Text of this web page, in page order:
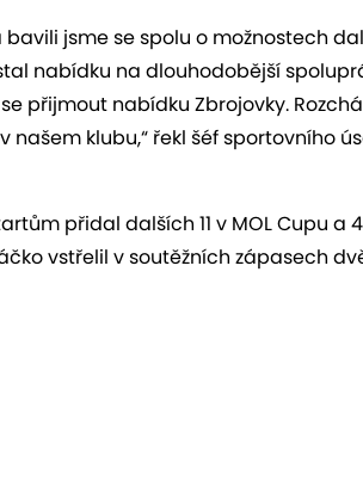
bavili jsme se spolu o možnostech
nabídku na dlouhodobější
přijmout nabídku Zbrojovky.
klubu,“ řekl šéf sportovního
přidal dalších 11 v MOL Cupu
vstřelil v soutěžních zápasech